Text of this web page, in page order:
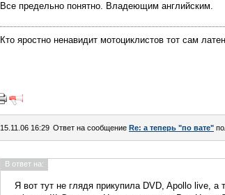
Все предельно понятно. Владеющим английским.
Кто яростно ненавидит мотоциклистов тот сам
15.11.06 16:29 Ответ на сообщение Re: а теперь "по вате"
В ответ на:
Я вот тут не глядя прикупила DVD, Apollo live,